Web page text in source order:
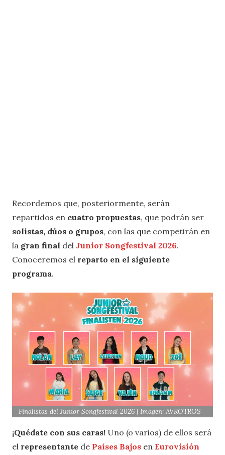
Recordemos que, posteriormente, serán
repartidos en cuatro propuestas, que podrán ser
solistas, dúos o grupos, con las que competirán en
la gran final del Junior Songfestival 2026.
Conoceremos el reparto en el siguiente
programa.
Finalistas del Junior Songfestival 2026 | Imagen: AVROTROS
¡Quédate con sus caras! Uno (o varios) de ellos será
el representante de Países Bajos en Eurovisión